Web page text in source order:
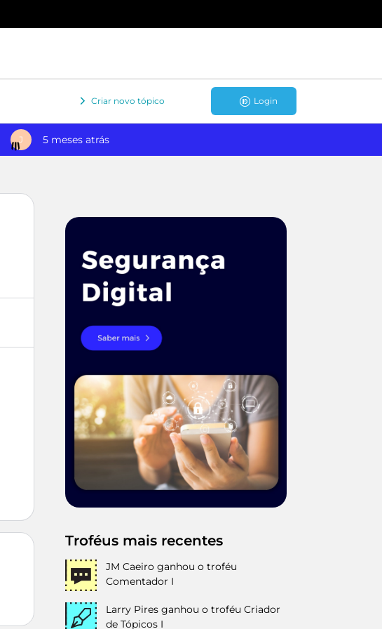
Criar novo tópico Login
J 5 meses atrás
Troféus mais recentes
JM Caeiro ganhou o troféu
Comentador I
Larry Pires ganhou o troféu Criador
de Tópicos I